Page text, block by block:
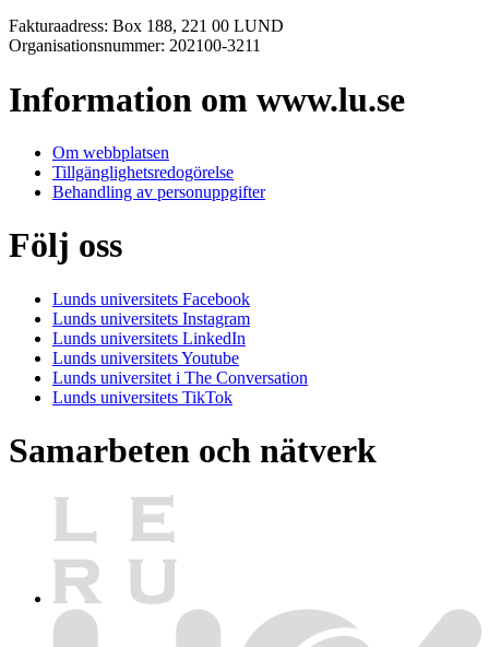
Fakturaadress: Box 188, 221 00 LUND
Organisationsnummer: 202100-3211
Information om www.lu.se
Om webbplatsen
Tillgänglighetsredogörelse
Behandling av personuppgifter
Följ oss
Lunds universitets Facebook
Lunds universitets Instagram
Lunds universitets LinkedIn
Lunds universitets Youtube
Lunds universitet i The Conversation
Lunds universitets TikTok
Samarbeten och nätverk